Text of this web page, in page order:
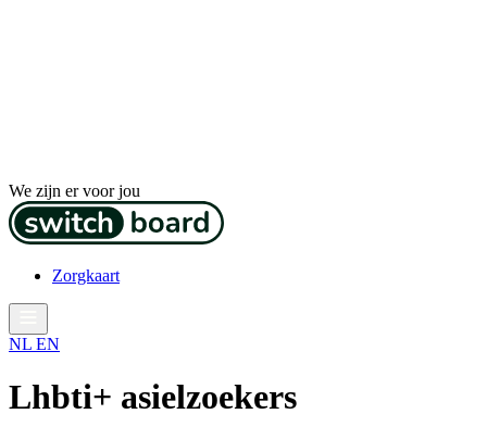
We zijn er voor jou
Zorgkaart
NL EN
Lhbti+ asielzoekers